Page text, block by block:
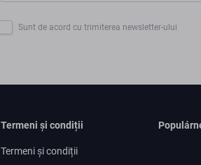
Sunt de acord cu trimiterea newsletter-ului
Termeni și condiții
Termeni și condiții